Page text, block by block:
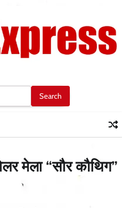
मेला “सौर कौथिग”